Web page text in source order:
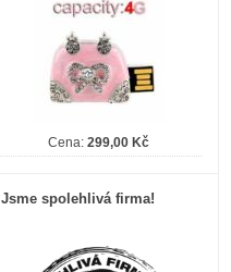
Cena: 299,00 Kč
Jsme spolehlivá firma!